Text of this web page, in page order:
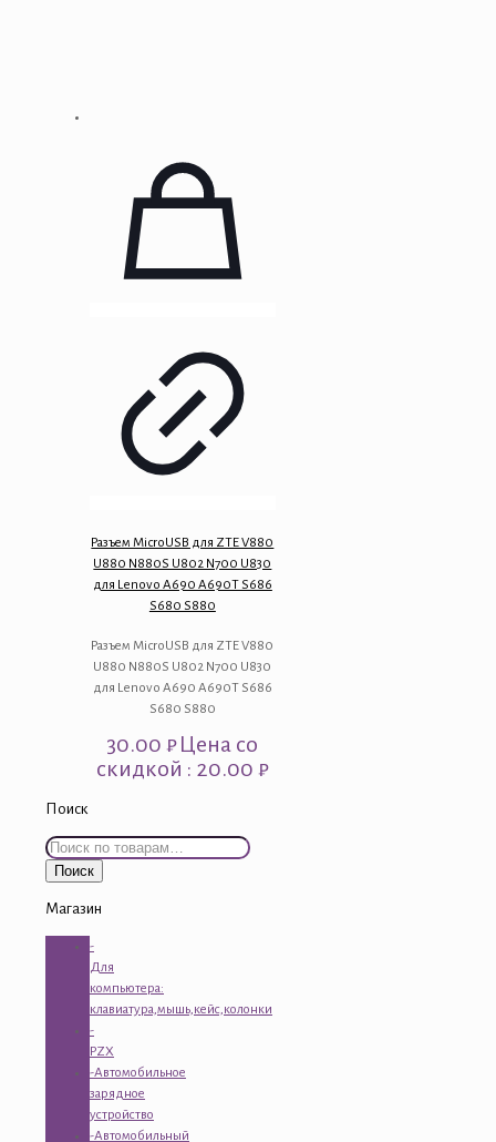
Разъем MicroUSB для ZTE V880
U880 N880S U802 N700 U830
для Lenovo A690 A690T S686
S680 S880
Разъем MicroUSB для ZTE V880
U880 N880S U802 N700 U830
для Lenovo A690 A690T S686
S680 S880
30.00₽Цена со
скидкой : 20.00 ₽
Поиск
Искать:
Поиск
Магазин
-
Для
компьютера:
клавиатура,мышь,кейс,колонки
-
PZX
-Автомобильное
зарядное
устройство
-Автомобильный